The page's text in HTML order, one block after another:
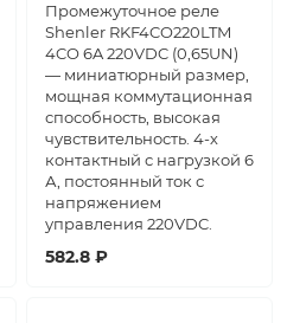
Промежуточное реле
Shenler RKF4CO220LTM
4CO 6A 220VDC (0,65UN)
— миниатюрный размер,
мощная коммутационная
способность, высокая
чувствительность. 4-х
контактный с нагрузкой 6
А, постоянный ток с
напряжением
управления 220VDC.
582.8 ₽